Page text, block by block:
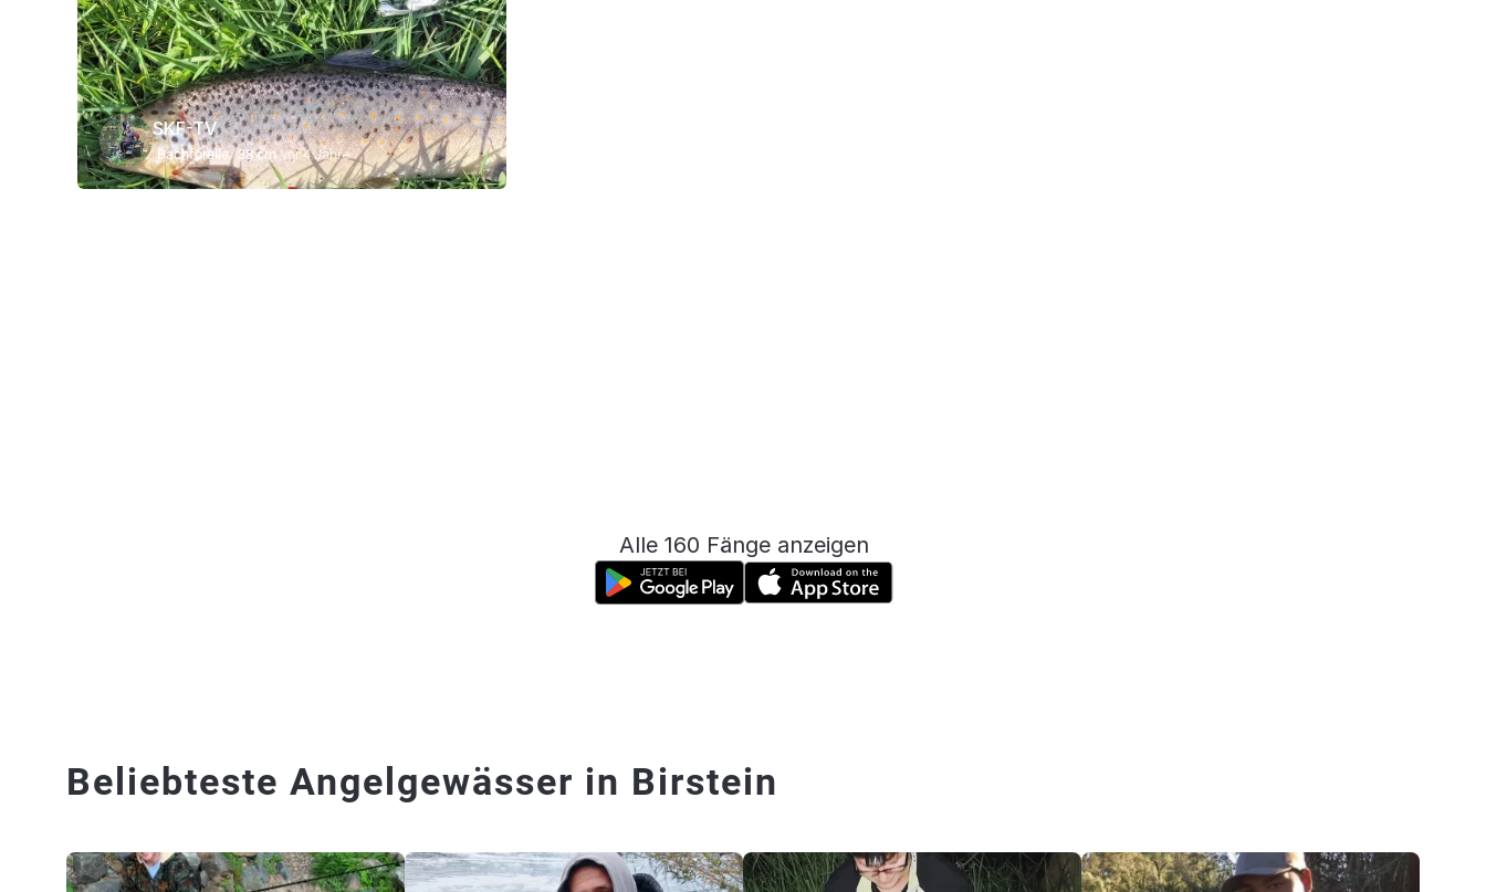
SKF-TV
Bachforelle 38 cm vor 4 Jahre
Alle 160 Fänge anzeigen
Beliebteste Angelgewässer in Birstein